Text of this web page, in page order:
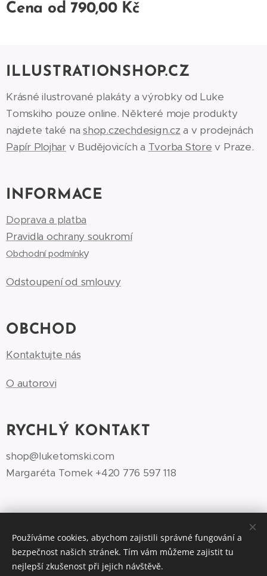
Cena od 790,00Kč
ILLUSTRATIONSHOP.CZ
Krásné ilustrované plakáty a výrobky od Luke
Tomskiho pouze online. Některé moje produkty
najdete také nashop.czechdesign.cz a v prodejnách
Papír Plojharv Budějovicích a Tvorba Store v Praze.
INFORMACE
Doprava a platba
Pravidla ochrany soukromí
Obchodní podmínky
Odstoupení od smlouvy
OBCHOD
Kontaktujte nás
O autorovi
RYCHLÝ KONTAKT
shop@luketomski.com
Margaréta Tomek +420 776 597 118‬
©Luke Tomski illustrationshop.cz 2026 Cookies
Používáme cookies, abychom zajistili správné fungování a
bezpečnost našich stránek. Tím vám můžeme zajistit tu
nejlepší zkušenost při jejich návštěvě.